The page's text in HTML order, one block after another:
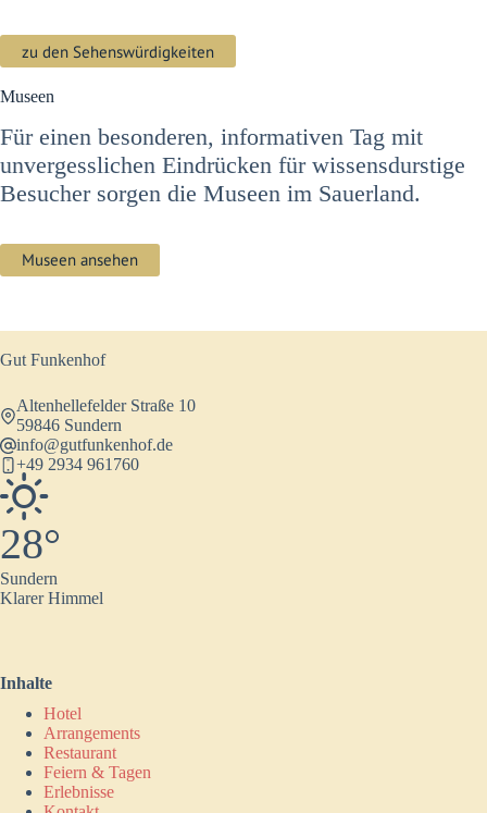
zu den Sehenswürdigkeiten
Museen
Für einen besonderen, informativen Tag mit
unvergesslichen Eindrücken für wissensdurstige
Besucher sorgen die Museen im Sauerland.
Museen ansehen
Gut Funkenhof
Altenhellefelder Straße 10
59846 Sundern
info@gutfunkenhof.de
+49 2934 961760
28°
Sundern
Klarer Himmel
Inhalte
Hotel
Arrangements
Restaurant
Feiern & Tagen
Erlebnisse